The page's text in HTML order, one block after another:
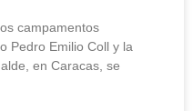
campamentos
Pedro Emilio Coll y la
en Caracas, se